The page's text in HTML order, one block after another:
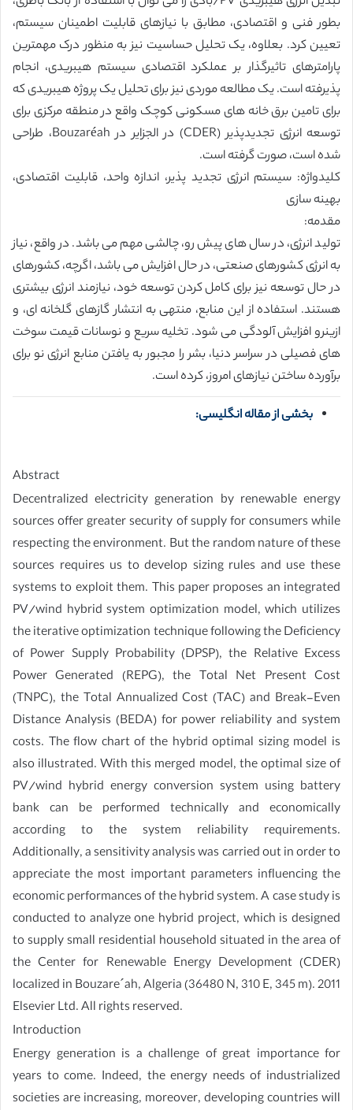
بطور فنی و اقتصادی، مطابق با نیازهای قابلیت اطمینان سیستم،
تعیین کرد. بعلاوه، یک تحلیل حساسیت نیز به منظور درک مهمترین
پارامترهای تاثیرگذار بر عملکرد اقتصادی سیستم هیبریدی، انجام
پذیرفته است. یک مطالعه موردی نیز برای تحلیل یک پروژه هیبریدی که
برای تامین برق خانه های مسکونی کوچک واقع در منطقه مرکزی برای
توسعه انرژی تجدیدپذیر (CDER) در الجزایر در Bouzaréah، طراحی
شده است، صورت گرفته است.
کلیدواژه: سیستم انرژی تجدید پذیر، اندازه واحد، قابلیت اقتصادی،
بهینه سازی
مقدمه:
تولید انرژی، در سال های پیش رو، چالشی مهم می باشد. در واقع، نیاز
به انرژی کشورهای صنعتی، در حال افزایش می باشد، اگرچه، کشورهای
در حال توسعه نیز برای کامل کردن توسعه خود، نیازمند انرژی بیشتری
هستند. استفاده از این منابع، منتهی به انتشار گازهای گلخانه ای، و
ازینرو افزایش آلودگی می شود. تخلیه سریع و نوسانات قیمت سوخت
های فصیلی در سراسر دنیا، بشر را مجبور به یافتن منابع انرژی نو برای
برآورده ساختن نیازهای امروز، کرده است.
بخشی از مقاله انگلیسی:
Abstract
Decentralized electricity generation by renewable energy
sources offer greater security of supply for consumers while
respecting the environment. But the random nature of these
sources requires us to develop sizing rules and use these
systems to exploit them. This paper proposes an integrated
PV/wind hybrid system optimization model, which utilizes
the iterative optimization technique following the Deficiency
of Power Supply Probability (DPSP), the Relative Excess
Power Generated (REPG), the Total Net Present Cost
(TNPC), the Total Annualized Cost (TAC) and Break-Even
Distance Analysis (BEDA) for power reliability and system
costs. The flow chart of the hybrid optimal sizing model is
also illustrated. With this merged model, the optimal size of
PV/wind hybrid energy conversion system using battery
bank can be performed technically and economically
according to the system reliability requirements.
Additionally, a sensitivity analysis was carried out in order to
appreciate the most important parameters influencing the
economic performances of the hybrid system. A case study is
conducted to analyze one hybrid project, which is designed
to supply small residential household situated in the area of
the Center for Renewable Energy Development (CDER)
localized in Bouzare´ah, Algeria (36480 N, 310 E, 345 m). 2011
Elsevier Ltd. All rights reserved.
Introduction
Energy generation is a challenge of great importance for
years to come. Indeed, the energy needs of industrialized
societies are increasing, moreover, developing countries will